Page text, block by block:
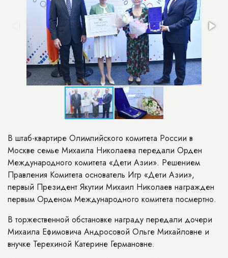
В штаб-квартире Олимпийского комитета России в
Москве семье Михаила Николаева передали Орден
Международного комитета «Дети Азии». Решением
Правления Комитета основатель Игр «Дети Азии»,
первый Президент Якутии Михаил Николаев награжден
первым Орденом Международного комитета посмертно.
В торжественной обстановке награду передали дочери
Михаила Ефимовича Андросовой Ольге Михайловне и
внучке Терехиной Катерине Германовне.